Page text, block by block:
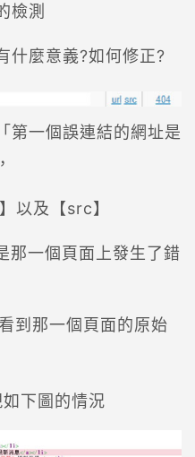
檢測
什麼意義?如何修正?
第一個誤連結的網址是
以及【src】
那一個頁面上發生了錯
到那一個頁面的原始
下圖的情況